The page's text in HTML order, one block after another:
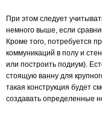
При этом следует
немного выше, если
Кроме того, потребуется
коммуникаций в полу и
или построить подиум).
стоящую ванну для
такая конструкция будет
создавать определенные